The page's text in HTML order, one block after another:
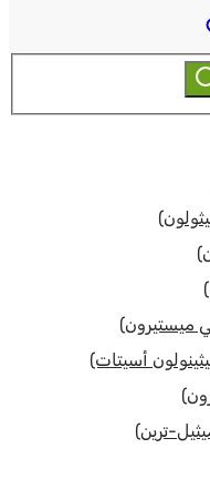
ميستيرون)
أسيتات)
ترين)